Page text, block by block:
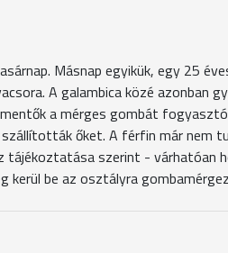
Másnap egyikük, egy 25
A galambica közé azonban
a mérges gombát
őket. A férfin már nem
szerint - várhatóan
be az osztályra